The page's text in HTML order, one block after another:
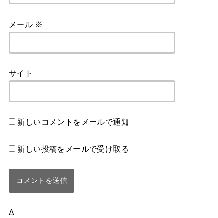
メール ※
サイト
新しいコメントをメールで通知
新しい投稿をメールで受け取る
Δ